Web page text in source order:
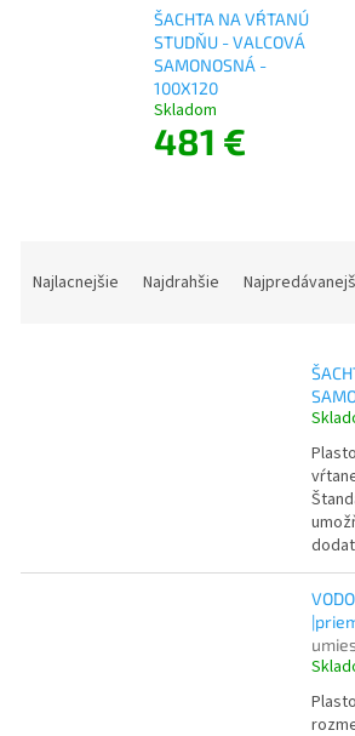
ŠACHTA NA VŔTANÚ
STUDŇU - VALCOVÁ
SAMONOSNÁ -
100X120
Skladom
481 €
k
Najlacnejšie Najdrahšie
d